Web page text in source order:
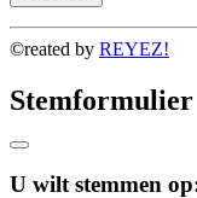
©reated by REYEZ!
Stemformulier
U wilt stemmen